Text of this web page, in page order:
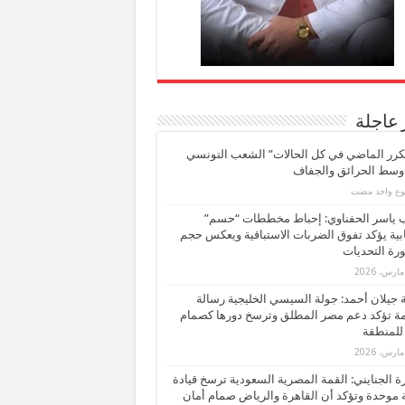
عاجلة
الماضي في كل الحالات” الشعب التونسي
وسط الحرائق والجفاف
واحد مضت
ياسر الحفناوي: إحباط مخططات “حسم”
يؤكد تفوق الضربات الاستباقية ويعكس حجم
التحديات
جيلان أحمد: جولة السيسي الخليجية رسالة
تؤكد دعم مصر المطلق وترسخ دورها كصمام
للمنطقة
الجنايني: القمة المصرية السعودية ترسخ قيادة
موحدة وتؤكد أن القاهرة والرياض صمام أمان